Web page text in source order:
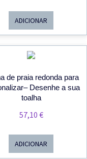
Original
Era:
36,60 €.34,70 €.
ADICIONAR
de praia redonda para
Desenhe a sua
toalha
57,10 €
ADICIONAR